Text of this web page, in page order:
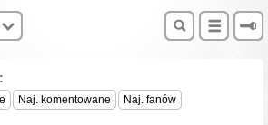
Naj. komentowane
Naj. fanów